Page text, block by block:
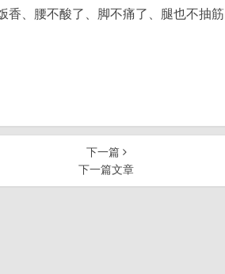
香、腰不酸了、脚不痛了、腿也不抽筋
下一篇
下一篇文章